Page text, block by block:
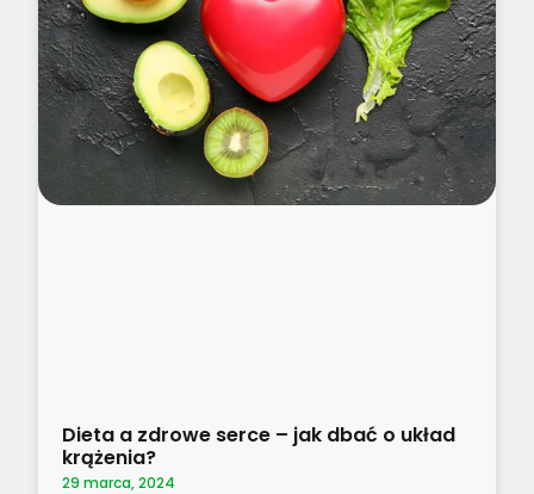
Dieta a zdrowe serce – jak dbać o układ
krążenia?
29 marca, 2024